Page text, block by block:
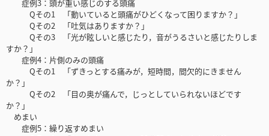
症例3：頭が重い感じのする頭痛
Qその1 「動いていると頭痛がひどくなって困りますか？」
Qその2 「吐気はありますか？」
Qその3 「光が眩しいと感じたり，音がうるさいと感じたりしま
すか？」
症例4：片側のみの頭痛
Qその1 「ずきっとする痛みが，短時間，間欠的にきません
か？」
Qその2 「目の奥が痛んで，じっとしていられないほどです
か？」
めまい
症例5：繰り返すめまい